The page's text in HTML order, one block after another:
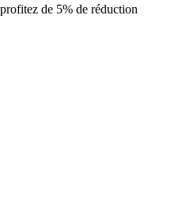
de 5% de réduction